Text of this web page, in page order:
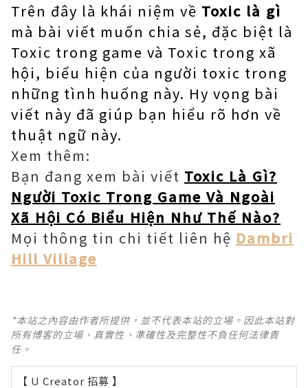
Trên đây là khái niệm về Toxic là gì
mà bài viết muốn chia sẻ, đặc biệt là
Toxic trong game và Toxic trong xã
hội, biểu hiện của người toxic trong
những tình huống này. Hy vọng bài
viết này đã giúp bạn hiểu rõ hơn về
thuật ngữ này.
Xem thêm:
Bạn đang xem bài viết Toxic Là Gì?
Người Toxic Trong Game Và Ngoài
Xã Hội Có Biểu Hiện Như Thế Nào?
Mọi thông tin chi tiết liên hệ Dambri
Hill Village
*本站之內容由作者所提供，並不代表本站的立場。因此本站對
所有博客的立場、真實性、準確性及完整性不負任何法律責
任。
【 U Creator 招募 】